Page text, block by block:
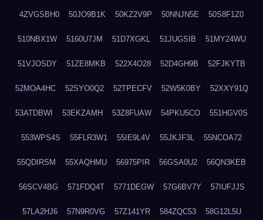
4ZVGSBH0 50JO9B1K 50KZ2V9P 50NNJN5E 50S8F1Z0
510NBX1W 5160U7JM 51D7XGKL 51JUGSIB 51MY24WU
51VJOSDY 51ZE8MKB 522X4O28 52D4GH9B 52FJKYTB
52MOA4HC 52SYO0Q2 52TPECFV 52W5K0BY 52XXY91Q
53ATDBWI 53EKZAMH 53Z8FUAW 54PKU5CO 551HGV0S
553WPS4S 55FLR3W1 55IE9L4V 55JKJF3L 55NCOA72
55QDIRSM 55XAQHMU 56975PIR 56GSA0U2 56QN3KEB
56SCV4BG 571FDQ4T 5771DEGW 57G6BV7Y 57IUFJJS
57LA2HJ6 57N9R0VG 57Z141YR 584ZQC53 58G12L5U